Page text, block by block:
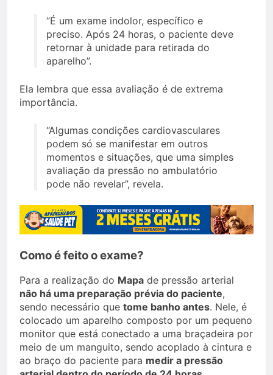
“É um exame indolor, específico e
preciso. Após 24 horas, o paciente deve
retornar à unidade para retirada do
aparelho”.
Ela lembra que essa avaliação é de extrema
importância.
“Algumas condições cardiovasculares
podem só se manifestar em outros
momentos e situações, que uma simples
avaliação da pressão no ambulatório
pode não revelar”, revela.
Como é feito o exame?
Para a realização do Mapa de pressão arterial
não há uma preparação prévia do paciente,
sendo necessário que tome banho antes. Nele, é
colocado um aparelho composto por um pequeno
monitor que está conectado a uma braçadeira por
meio de um manguito, sendo acoplado à cintura e
ao braço do paciente para medir a pressão